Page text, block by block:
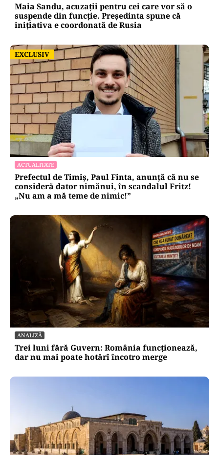
Maia Sandu, acuzații pentru cei care vor să o
suspende din funcție. Președinta spune că
inițiativa e coordonată de Rusia
EXCLUSIV
EXCLUSIV
ACTUALITATE
Prefectul de Timiș, Paul Finta, anunță că nu se
consideră dator nimănui, în scandalul Fritz!
„Nu am a mă teme de nimic!”
ANALIZĂ
Trei luni fără Guvern: România funcționează,
dar nu mai poate hotărî încotro merge